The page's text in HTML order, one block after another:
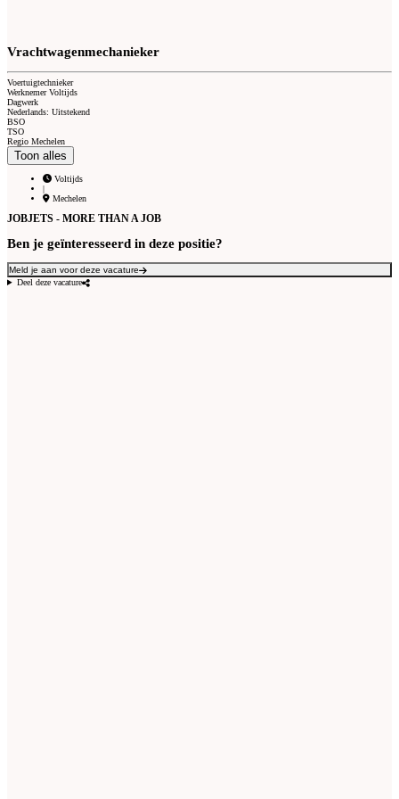
Vrachtwagenmechanieker
Voertuigtechnieker
Werknemer Voltijds
Dagwerk
Nederlands: Uitstekend
BSO
TSO
Regio Mechelen
Toon alles
Voltijds
|
Mechelen
JOBJETS - MORE THAN A JOB
Ben je geïnteresseerd in deze positie?
Meld je aan voor deze vacature
Deel deze vacature